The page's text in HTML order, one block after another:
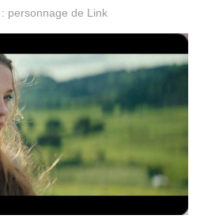
personnage de Link